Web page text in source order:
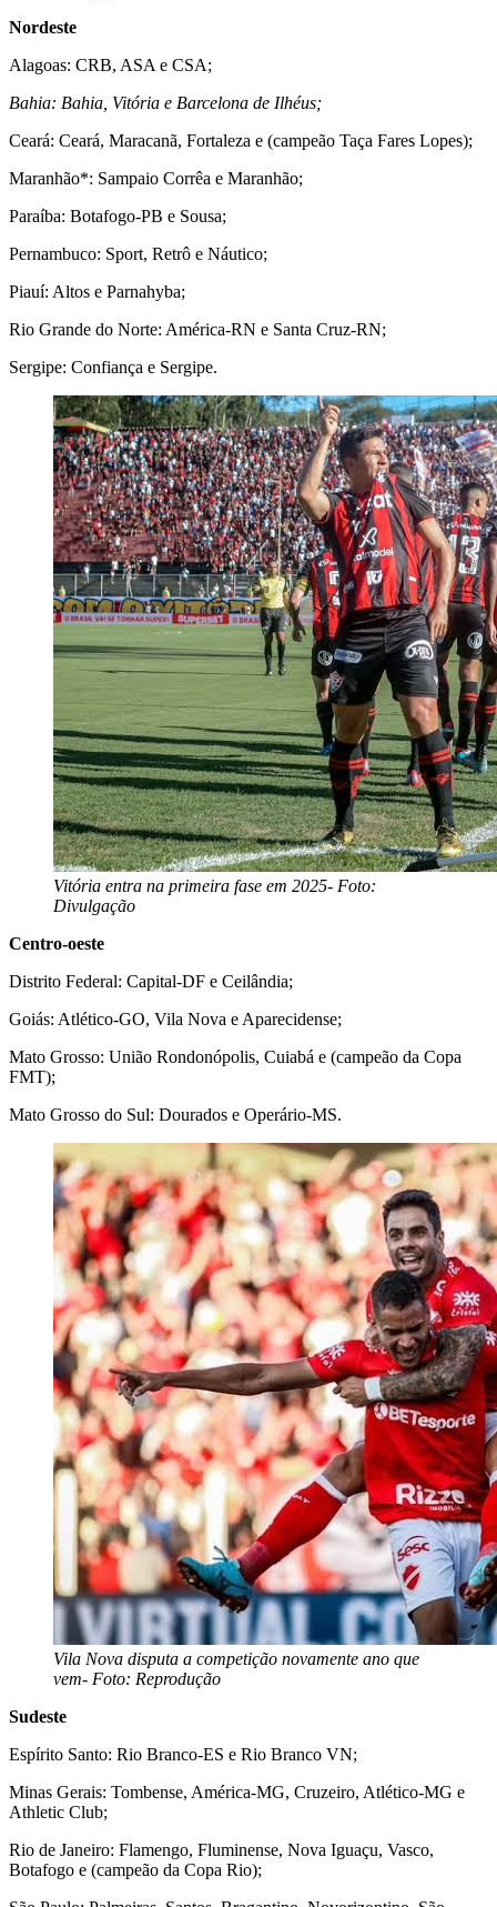
Nordeste
Alagoas: CRB, ASA e CSA;
Bahia: Bahia, Vitória e Barcelona de Ilhéus;
Ceará: Ceará, Maracanã, Fortaleza e (campeão Taça Fares Lopes);
Maranhão*: Sampaio Corrêa e Maranhão;
Paraíba: Botafogo-PB e Sousa;
Pernambuco: Sport, Retrô e Náutico;
Piauí: Altos e Parnahyba;
Rio Grande do Norte: América-RN e Santa Cruz-RN;
Sergipe: Confiança e Sergipe.
Vitória entra na primeira fase em 2025- Foto:
Divulgação
Centro-oeste
Distrito Federal: Capital-DF e Ceilândia;
Goiás: Atlético-GO, Vila Nova e Aparecidense;
Mato Grosso: União Rondonópolis, Cuiabá e (campeão da Copa
FMT);
Mato Grosso do Sul: Dourados e Operário-MS.
Vila Nova disputa a competição novamente ano que
vem- Foto: Reprodução
Sudeste
Espírito Santo: Rio Branco-ES e Rio Branco VN;
Minas Gerais: Tombense, América-MG, Cruzeiro, Atlético-MG e
Athletic Club;
Rio de Janeiro: Flamengo, Fluminense, Nova Iguaçu, Vasco,
Botafogo e (campeão da Copa Rio);